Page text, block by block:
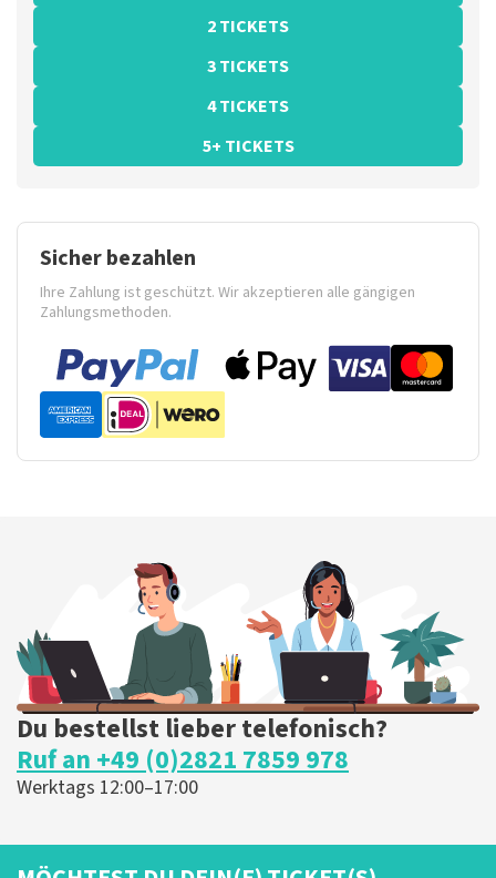
2 TICKETS
3 TICKETS
4 TICKETS
5+ TICKETS
Sicher bezahlen
Ihre Zahlung ist geschützt. Wir akzeptieren alle gängigen
Zahlungsmethoden.
Du bestellst lieber telefonisch?
Ruf an +49 (0)2821 7859 978
Werktags 12:00–17:00